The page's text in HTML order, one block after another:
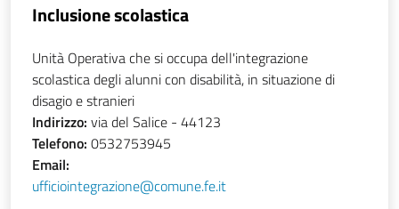
Inclusione scolastica
Unità Operativa che si occupa dell'integrazione
scolastica degli alunni con disabilità, in situazione di
disagio e stranieri
Indirizzo: via del Salice - 44123
Telefono: 0532753945
Email:
ufficiointegrazione@comune.fe.it